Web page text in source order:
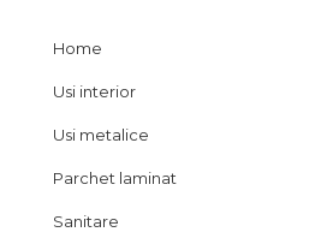
Home
Usi interior
Usi metalice
Parchet laminat
Sanitare